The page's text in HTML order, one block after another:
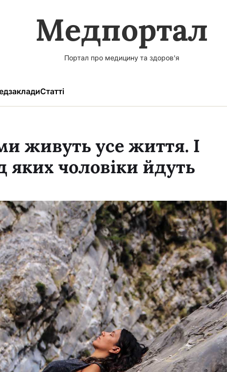
Медпортал
Портал про медицину та здоров'я
Статті
живуть усе життя. І
яких чоловіки йдуть